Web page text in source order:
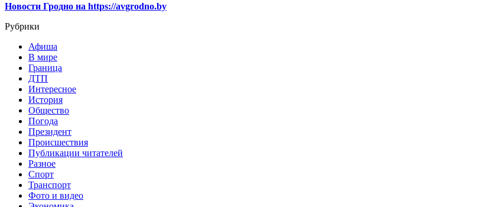
Новости Гродно на https://avgrodno.by
Рубрики
Афиша
В мире
Граница
ДТП
Интересное
История
Общество
Погода
Президент
Происшествия
Публикации читателей
Разное
Спорт
Транспорт
Фото и видео